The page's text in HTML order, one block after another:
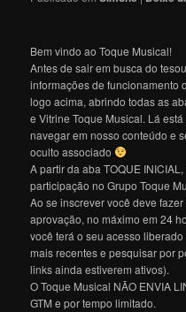
Bem vindo ao Toque Musical!
Antes de sair em busca do
informações de funcionamento
logo acima, abrindo todas as
e Vitrine Toque Musical. Lá
navegar em nosso conteúdo e
oculto associado
A partir da aba TOQUE
participação no Grupo Toque
Ao se inscrever você deve
aprovação, no máximo em 24
você terá o seu acesso
mais recentes e pesquisar por
links ainda estiverem ativos).
O Toque Musical NÃO ENVIA
GTM e por tempo limitado.